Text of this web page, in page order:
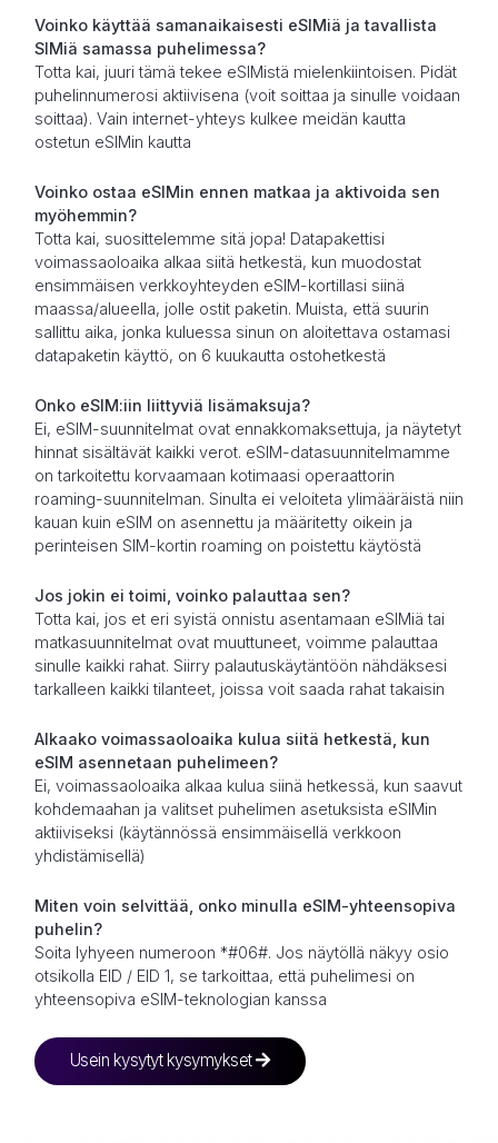
Voinko käyttää samanaikaisesti eSIMiä ja tavallista
SIMiä samassa puhelimessa?
Totta kai, juuri tämä tekee eSIMistä mielenkiintoisen. Pidät
puhelinnumerosi aktiivisena (voit soittaa ja sinulle voidaan
soittaa). Vain internet-yhteys kulkee meidän kautta
ostetun eSIMin kautta
Voinko ostaa eSIMin ennen matkaa ja aktivoida sen
myöhemmin?
Totta kai, suosittelemme sitä jopa! Datapakettisi
voimassaoloaika alkaa siitä hetkestä, kun muodostat
ensimmäisen verkkoyhteyden eSIM-kortillasi siinä
maassa/alueella, jolle ostit paketin. Muista, että suurin
sallittu aika, jonka kuluessa sinun on aloitettava ostamasi
datapaketin käyttö, on 6 kuukautta ostohetkestä
Onko eSIM:iin liittyviä lisämaksuja?
Ei, eSIM-suunnitelmat ovat ennakkomaksettuja, ja näytetyt
hinnat sisältävät kaikki verot. eSIM-datasuunnitelmamme
on tarkoitettu korvaamaan kotimaasi operaattorin
roaming-suunnitelman. Sinulta ei veloiteta ylimääräistä niin
kauan kuin eSIM on asennettu ja määritetty oikein ja
perinteisen SIM-kortin roaming on poistettu käytöstä
Jos jokin ei toimi, voinko palauttaa sen?
Totta kai, jos et eri syistä onnistu asentamaan eSIMiä tai
matkasuunnitelmat ovat muuttuneet, voimme palauttaa
sinulle kaikki rahat. Siirry palautuskäytäntöön nähdäksesi
tarkalleen kaikki tilanteet, joissa voit saada rahat takaisin
Alkaako voimassaoloaika kulua siitä hetkestä, kun
eSIM asennetaan puhelimeen?
Ei, voimassaoloaika alkaa kulua siinä hetkessä, kun saavut
kohdemaahan ja valitset puhelimen asetuksista eSIMin
aktiiviseksi (käytännössä ensimmäisellä verkkoon
yhdistämisellä)
Miten voin selvittää, onko minulla eSIM-yhteensopiva
puhelin?
Soita lyhyeen numeroon *#06#. Jos näytöllä näkyy osio
otsikolla EID / EID 1, se tarkoittaa, että puhelimesi on
yhteensopiva eSIM-teknologian kanssa
Usein kysytyt kysymykset